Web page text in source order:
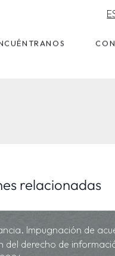
relacionadas
Impugnación de
del derecho de